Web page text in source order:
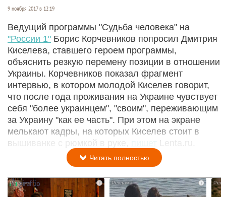
9 ноября 2017 в 12:19
Ведущий программы "Судьба человека" на
"России 1" Борис Корчевников попросил Дмитрия
Киселева, ставшего героем программы,
объяснить резкую перемену позиции в отношении
Украины. Корчевников показал фрагмент
интервью, в котором молодой Киселев говорит,
что после года проживания на Украине чувствует
себя "более украинцем", "своим", переживающим
за Украину "как ее часть". При этом на экране
мелькают кадры, на которых Киселев стоит в
вышиванке с рюмкой в руке,
Lenta.ru.
Читать полностью
i